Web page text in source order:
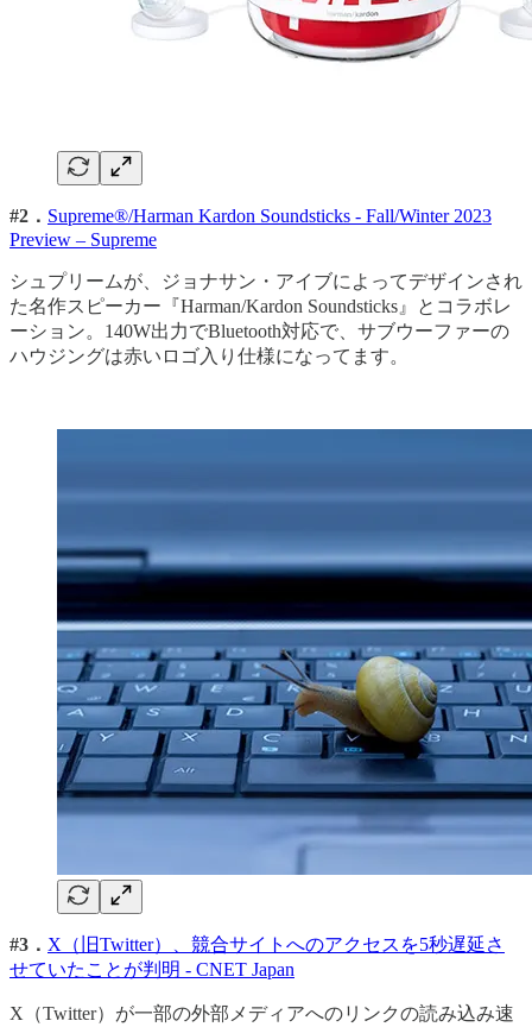
#2． Supreme®/Harman Kardon Soundsticks - Fall/Winter 2023
Preview – Supreme
シュプリームが、ジョナサン・アイブによってデザインされ
た名作スピーカー『Harman/Kardon Soundsticks』とコラボレ
ーション。140W出力でBluetooth対応で、サブウーファーの
ハウジングは赤いロゴ入り仕様になってます。
#3． X（旧Twitter）、競合サイトへのアクセスを5秒遅延さ
せていたことが判明 - CNET Japan
X（Twitter）が一部の外部メディアへのリンクの読み込み速